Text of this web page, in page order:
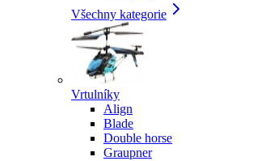
Všechny kategorie
Vrtulníky
Align
Blade
Double horse
Graupner